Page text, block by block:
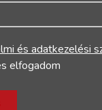
és adatkezelési
elfogadom